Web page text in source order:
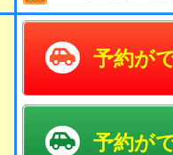
予約が
予約が